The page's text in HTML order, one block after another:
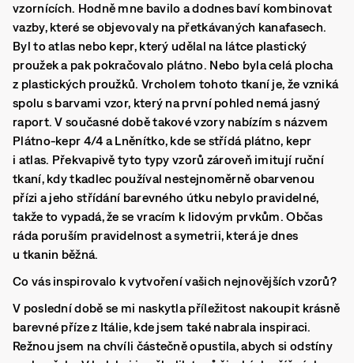
vzornících. Hodně mne bavilo a dodnes baví kombinovat
vazby, které se objevovaly na přetkávaných kanafasech.
Byl to atlas nebo kepr, který udělal na látce plastický
proužek a pak pokračovalo plátno. Nebo byla celá plocha
z plastických proužků. Vrcholem tohoto tkaní je, že vzniká
spolu s barvami vzor, který na první pohled nemá jasný
raport. V současné době takové vzory nabízím s názvem
Plátno-kepr 4/4 a Lněnítko, kde se střídá plátno, kepr
i atlas. Překvapivě tyto typy vzorů zároveň imitují ruční
tkaní, kdy tkadlec používal nestejnoměrně obarvenou
přízi a jeho střídání barevného útku nebylo pravidelné,
takže to vypadá, že se vracím k lidovým prvkům. Občas
ráda poruším pravidelnost a symetrii, která je dnes
u tkanin běžná.
Co vás inspirovalo k vytvoření vašich nejnovějších vzorů?
V poslední době se mi naskytla příležitost nakoupit krásně
barevné příze z Itálie, kde jsem také nabrala inspiraci.
Režnou jsem na chvíli částečně opustila, abych si odstíny